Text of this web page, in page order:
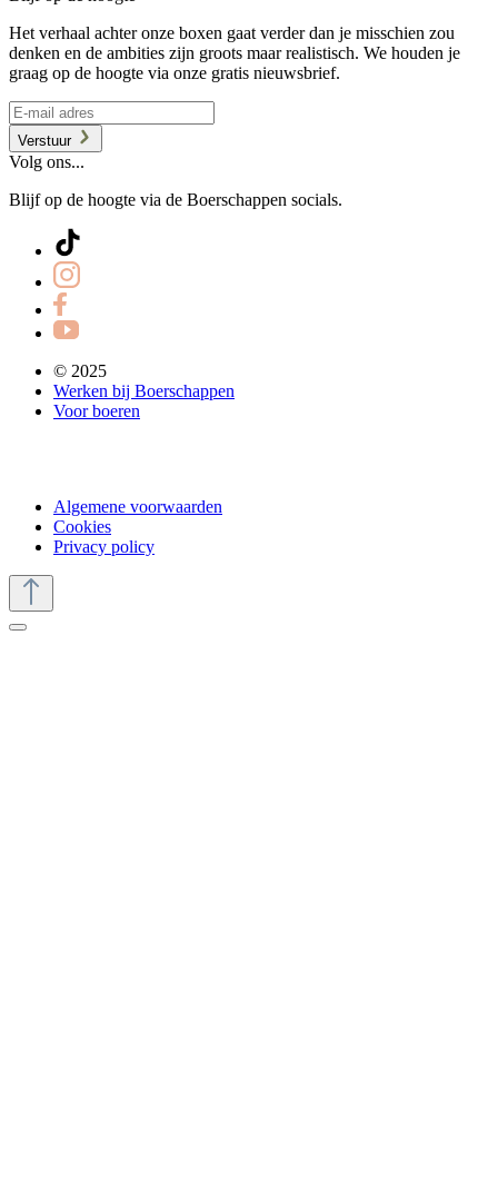
Het verhaal achter onze boxen gaat verder dan je misschien zou
denken en de ambities zijn groots maar realistisch. We houden je
graag op de hoogte via onze gratis nieuwsbrief.
Verstuur
Volg ons...
Blijf op de hoogte via de Boerschappen socials.
© 2025
Werken bij Boerschappen
Voor boeren
Algemene voorwaarden
Cookies
Privacy policy